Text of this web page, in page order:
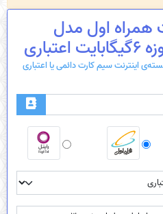
همراه اول مدل
اینترنت سیم کارت دائمی یا اعتباری